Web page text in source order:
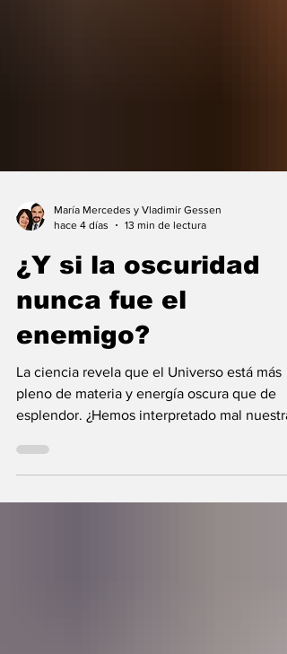
¿Y si la oscuridad
nunca fue el
enemigo?
La ciencia revela que el Universo está más
pleno de materia y energía oscura que de
esplendor. ¿Hemos interpretado mal